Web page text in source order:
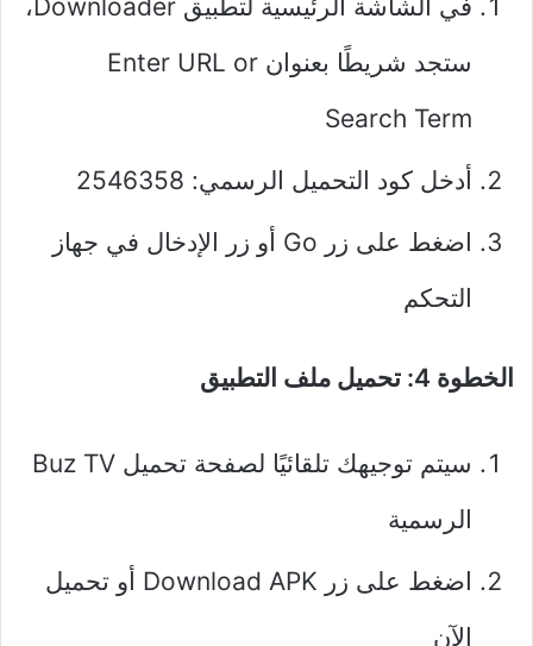
في الشاشة الرئيسية لتطبيق Downloader،
ستجد شريطًا بعنوان Enter URL or
Search Term
أدخل كود التحميل الرسمي: 2546358
اضغط على زر Go أو زر الإدخال في جهاز
التحكم
الخطوة 4: تحميل ملف التطبيق
سيتم توجيهك تلقائيًا لصفحة تحميل Buz TV
الرسمية
اضغط على زر Download APK أو تحميل
الآن